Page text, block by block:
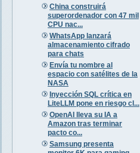
China construirá
superordenador con 47 mil
CPU nac...
WhatsApp lanzará
almacenamiento cifrado
para chats
Envía tu nombre al
espacio con satélites de la
NASA
Inyección SQL crítica en
LiteLLM pone en riesgo cl...
OpenAI lleva su IA a
Amazon tras terminar
pacto co...
Samsung presenta